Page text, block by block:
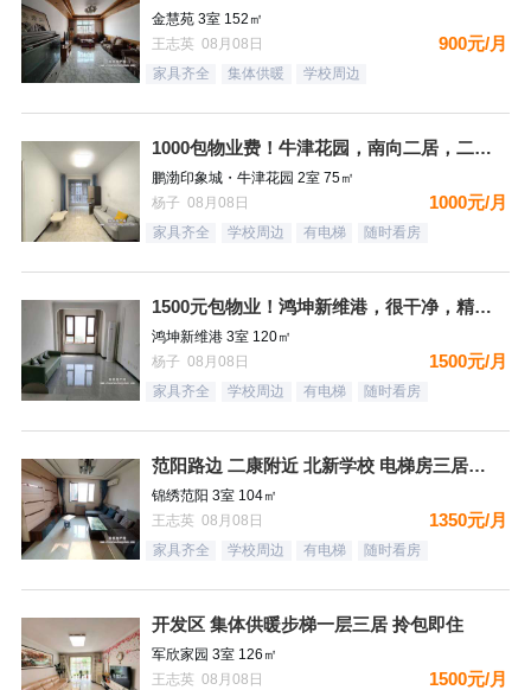
金慧苑 3室 152㎡
王志英 08月08日
900元/月
家具齐全 集体供暖 学校周边
1000包物业费！牛津花园，南向二居，二个空调，看房有钥匙
鹏渤印象城・牛津花园 2室 75㎡
杨子 08月08日
1000元/月
家具齐全 学校周边 有电梯 随时看房
1500元包物业！鸿坤新维港，很干净，精装自住标准，都齐全，
鸿坤新维港 3室 120㎡
杨子 08月08日
1500元/月
家具齐全 学校周边 有电梯 随时看房
范阳路边 二康附近 北新学校 电梯房三居室 拎包即住
锦绣范阳 3室 104㎡
王志英 08月08日
1350元/月
家具齐全 学校周边 有电梯 随时看房
开发区 集体供暖步梯一层三居 拎包即住
军欣家园 3室 126㎡
王志英 08月08日
1500元/月